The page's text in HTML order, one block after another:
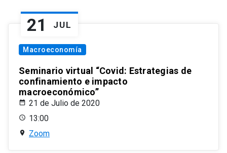
21 JUL
Macroeconomía
Seminario virtual “Covid: Estrategias de
confinamiento e impacto
macroeconómico”
21 de Julio de 2020
13:00
Zoom